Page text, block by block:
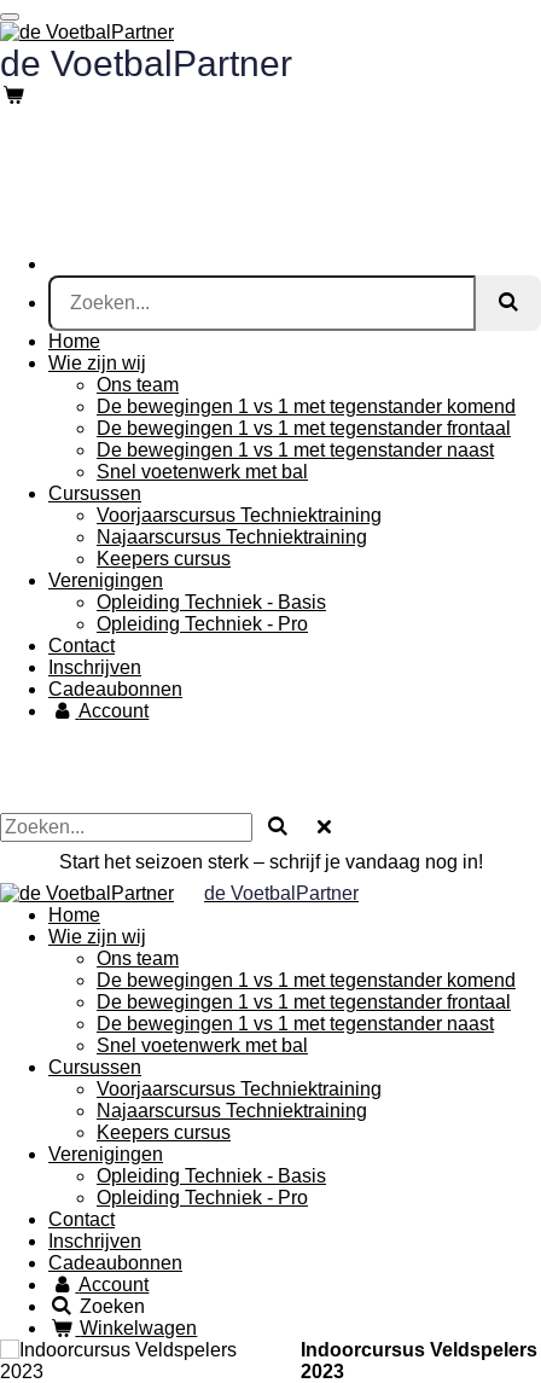
Ga
direct
naar
de
hoofdinhoud
de VoetbalPartner
Home
Wie zijn wij
Ons team
De bewegingen 1 vs 1 met tegenstander komend
De bewegingen 1 vs 1 met tegenstander frontaal
De bewegingen 1 vs 1 met tegenstander naast
Snel voetenwerk met bal
Cursussen
Voorjaarscursus Techniektraining
Najaarscursus Techniektraining
Keepers cursus
Verenigingen
Opleiding Techniek - Basis
Opleiding Techniek - Pro
Contact
Inschrijven
Cadeaubonnen
Account
Start het seizoen sterk – schrijf je vandaag nog in!
de VoetbalPartner
Home
Wie zijn wij
Ons team
De bewegingen 1 vs 1 met tegenstander komend
De bewegingen 1 vs 1 met tegenstander frontaal
De bewegingen 1 vs 1 met tegenstander naast
Snel voetenwerk met bal
Cursussen
Voorjaarscursus Techniektraining
Najaarscursus Techniektraining
Keepers cursus
Verenigingen
Opleiding Techniek - Basis
Opleiding Techniek - Pro
Contact
Inschrijven
Cadeaubonnen
Account
Zoeken
Winkelwagen
Indoorcursus Veldspelers
2023